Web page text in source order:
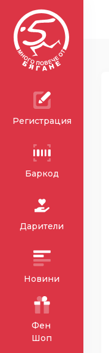
Регистрация
Баркод
Дарители
Новини
Фен
Шоп